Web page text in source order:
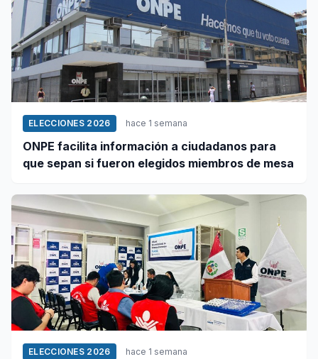
ELECCIONES 2026 hace 1 semana
ONPE facilita información a ciudadanos para
que sepan si fueron elegidos miembros de mesa
ELECCIONES 2026 hace 1 semana